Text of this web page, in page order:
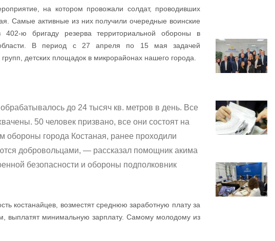
на котором провожали солдат, проводивших
Самые активные из них получили очередные воинские
ю бригаду резерва территориальной обороны в
области. В период с 27 апреля по 15 мая задачей
детских площадок в микрорайонах нашего города.
до 24 тысяч кв. метров в день. Все
50 человек призвано, все они состоят на
обороны города Костаная, ранее проходили
добровольцами, — рассказал помощник акима
безопасности и обороны подполковник
костанайцев, возместят среднюю заработную плату за
выплатят минимальную зарплату. Самому молодому из